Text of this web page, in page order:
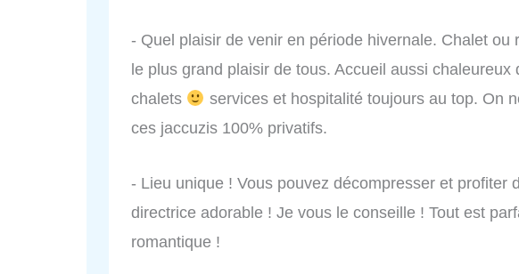
- Quel plaisir de venir en période hivernale. Chalet ou
le plus grand plaisir de tous. Accueil aussi chaleureux
chalets
services et hospitalité toujours au top. On
ces jaccuzis 100% privatifs.
- Lieu unique ! Vous pouvez décompresser et profiter
directrice adorable ! Je vous le conseille ! Tout est
romantique !